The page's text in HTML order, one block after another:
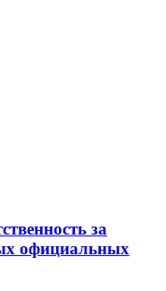
за
официальных